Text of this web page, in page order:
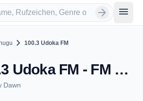
arrow_forward menu
chevron_right 100.3 Udoka FM
100.3 Udoka FM - FM 100.3 - Enugu
Dawn